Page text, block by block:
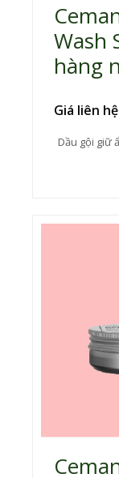
Wash
hàng
Giá liên hệ
Dầu gội giữ